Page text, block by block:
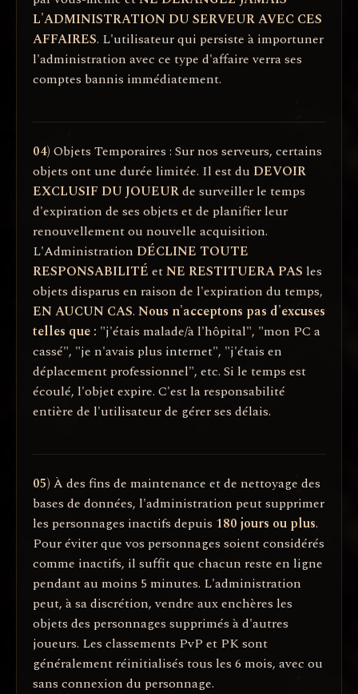
L'ADMINISTRATION DU SERVEUR AVEC CES
AFFAIRES. L'utilisateur qui persiste à importuner
l'administration avec ce type d'affaire verra ses
comptes bannis immédiatement.
04) Objets Temporaires : Sur nos serveurs, certains
objets ont une durée limitée. Il est du DEVOIR
EXCLUSIF DU JOUEURde surveiller le temps
d'expiration de ses objets et de planifier leur
renouvellement ou nouvelle acquisition.
L'Administration DÉCLINE TOUTE
RESPONSABILITÉ etNE RESTITUERA PAS les
objets disparus en raison de l'expiration du temps,
EN AUCUN CAS. Nous n'acceptons pas d'excuses
telles que : "j'étais malade/à l'hôpital", "mon PC a
cassé", "je n'avais plus internet", "j'étais en
déplacement professionnel", etc. Si le temps est
écoulé, l'objet expire. C'est la responsabilité
entière de l'utilisateur de gérer ses délais.
05) À des fins de maintenance et de nettoyage des
bases de données, l'administration peut supprimer
les personnages inactifs depuis 180 jours ou plus.
Pour éviter que vos personnages soient considérés
comme inactifs, il suffit que chacun reste en ligne
pendant au moins 5 minutes. L'administration
peut, à sa discrétion, vendre aux enchères les
objets des personnages supprimés à d'autres
joueurs. Les classements PvP et PK sont
généralement réinitialisés tous les 6 mois, avec ou
sans connexion du personnage.